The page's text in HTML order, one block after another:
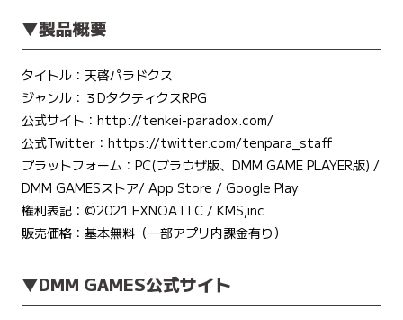
▼製品概要
タイトル：天啓パラドクス
ジャンル：３DタクティクスRPG
公式サイト： http://tenkei-paradox.com/
公式Twitter： https://twitter.com/tenpara_staff
プラットフォーム：PC(ブラウザ版、DMM GAME PLAYER版) /
DMM GAMESストア/ App Store / Google Play
権利表記：©️2021 EXNOA LLC / KMS,inc.
販売価格：基本無料（一部アプリ内課金有り）
▼DMM GAMES公式サイト